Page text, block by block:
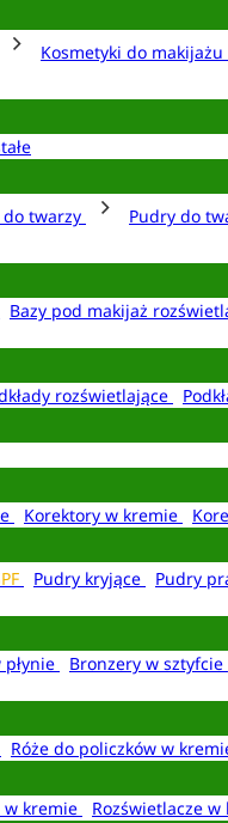
Kosmetyki do
twarzy Pudry do
Bazy pod makijaż
rozświetlające
Korektory w kremie
Pudry kryjące Pudry
Bronzery w sztyfcie
Róże do policzków w
w kremie Rozświetlacze w